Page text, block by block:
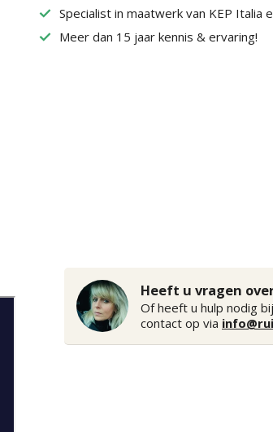
Specialist in maatwerk van KEP Italia
Meer dan 15 jaar kennis & ervaring!
Heeft u vragen
Of heeft u hulp nodig
contact op via